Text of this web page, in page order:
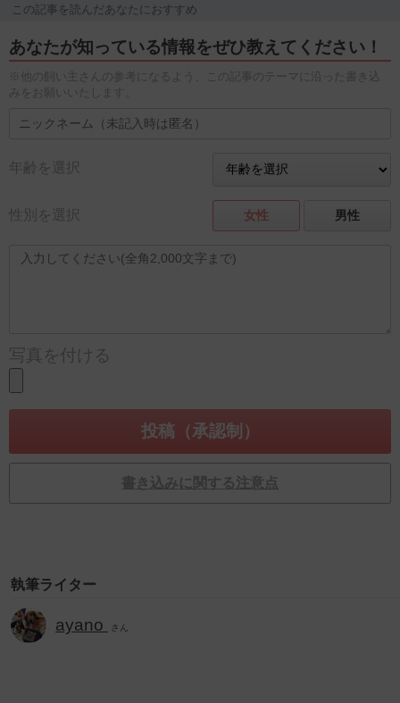
この記事を読んだあなたにおすすめ
あなたが知っている情報をぜひ教えてください！
※他の飼い主さんの参考になるよう、この記事のテーマに沿った書き込
みをお願いいたします。
年齢を選択
性別を選択 女性 男性
写真を付ける
書き込みに関する注意点
執筆ライター
ayano さん